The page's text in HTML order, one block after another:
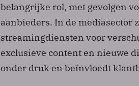
belangrijke rol, met gevolgen
aanbieders. In de
streamingdiensten voor
exclusieve content en nieuwe
onder druk en beïnvloedt